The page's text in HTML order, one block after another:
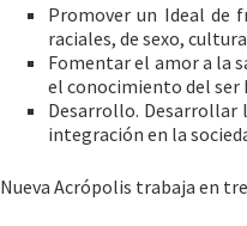
Promover un Ideal de
raciales, de sexo,
Fomentar el amor a la
el conocimiento del ser
Desarrollo. Desarrollar
integración en la
Nueva Acrópolis trabaja en